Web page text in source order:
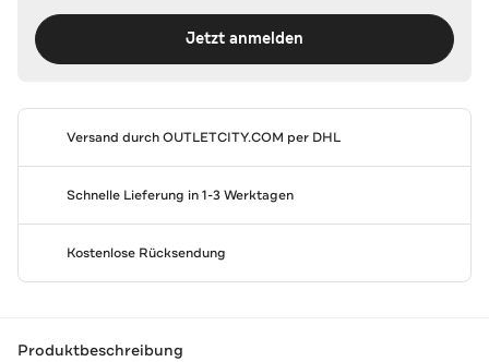
Jetzt anmelden
Versand durchOUTLETCITY.COM per DHL
Schnelle Lieferung in 1-3 Werktagen
Kostenlose Rücksendung
Produktbeschreibung